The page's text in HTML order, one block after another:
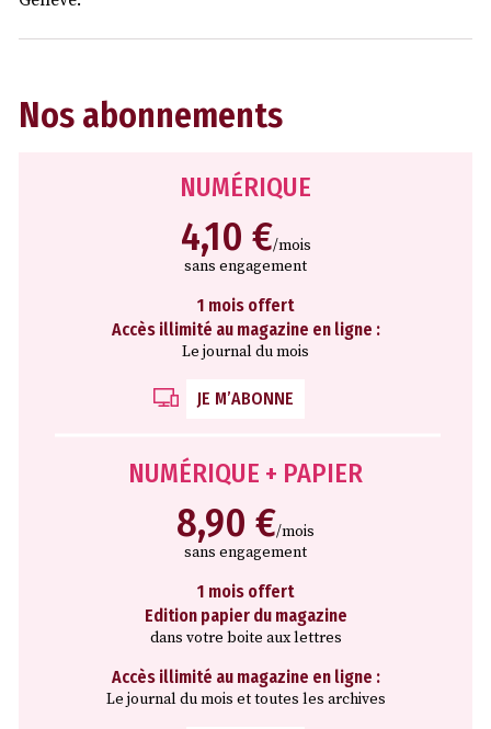
Nos abonnements
NUMÉRIQUE
4,10 €/mois
sans engagement
1 mois offert
Accès illimité au magazine en ligne :
Le journal du mois
JE M’ABONNE
NUMÉRIQUE + PAPIER
8,90 €/mois
sans engagement
1 mois offert
Edition papier du magazine
dans votre boite aux lettres
Accès illimité au magazine en ligne :
Le journal du mois et toutes les archives